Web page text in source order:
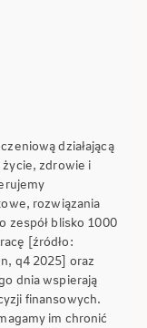
działającą
zdrowie i
rozwiązania
zespół blisko 1000
[źródło:
q4 2025] oraz
dnia wspierają
finansowych.
im chronić